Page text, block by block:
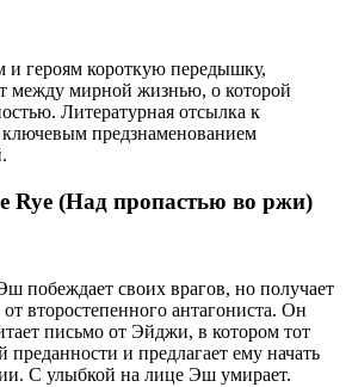
и героям короткую передышку,
между мирной жизнью, о которой
Литературная отсылка к
предзнаменованием
Rye (Над пропастью во ржи)
побеждает своих врагов, но получает
второстепенного антагониста. Он
письмо от Эйджи, в котором тот
и предлагает ему начать
С улыбкой на лице Эш умирает.